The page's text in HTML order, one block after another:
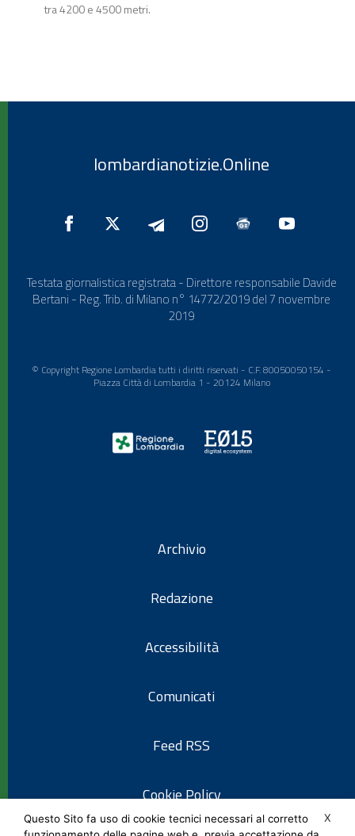
tra 4200 e 4500 metri.
lombardianotizie.Online
Testata giornalistica registrata - Direttore responsabile Davide
Bertani - Reg. Trib. di Milano n° 14772/2019 del 7 novembre
2019
© Copyright Regione Lombardia tutti i diritti riservati - C.F. 80050050154 -
Piazza Città di Lombardia 1 - 20124 Milano
Archivio
Redazione
Accessibilità
Comunicati
Feed RSS
Cookie Policy
X
Questo Sito fa uso di cookie tecnici necessari al corretto